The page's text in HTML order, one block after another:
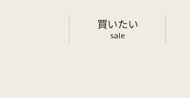
買いたい
sale